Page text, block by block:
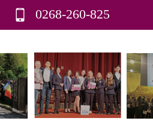
0268-260-825